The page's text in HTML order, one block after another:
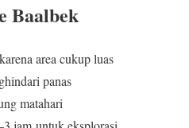
Baalbek
area cukup luas
panas
matahari